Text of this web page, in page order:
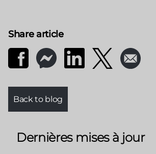
Share article
Back to blog
Dernières mises à jour